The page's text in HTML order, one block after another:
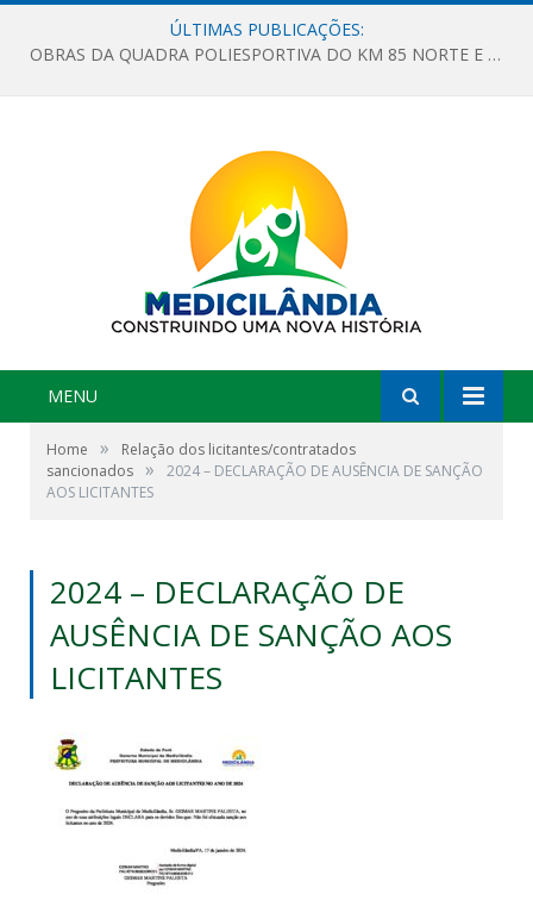
ÚLTIMAS PUBLICAÇÕES:
OBRAS DA QUADRA POLIESPORTIVA DO KM 85 NORTE E DA ESCOLA GASPAR VIANA AVANÇAM
MENU
Home »
Relação dos licitantes/contratados
sancionados »
2024 – DECLARAÇÃO DE AUSÊNCIA DE SANÇÃO
AOS LICITANTES
2024 – DECLARAÇÃO DE
AUSÊNCIA DE SANÇÃO AOS
LICITANTES